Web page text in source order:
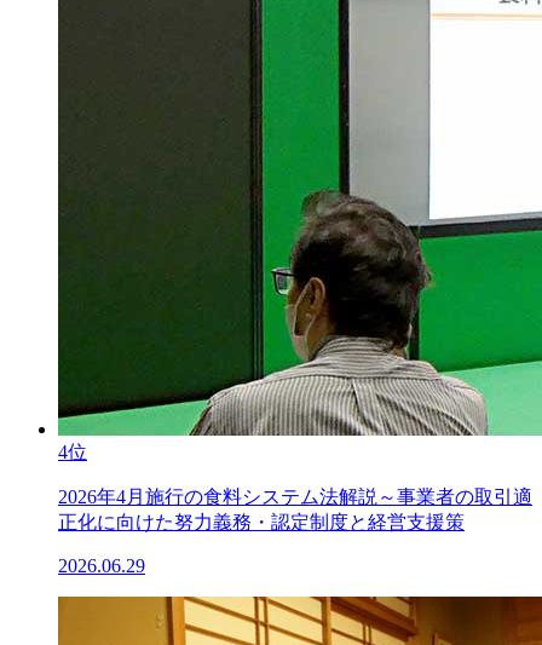
4位
2026年4月施行の食料システム法解説～事業者の取引適
正化に向けた努力義務・認定制度と経営支援策
2026.06.29